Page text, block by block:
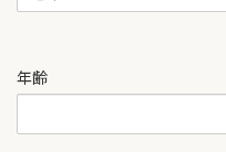
年齢